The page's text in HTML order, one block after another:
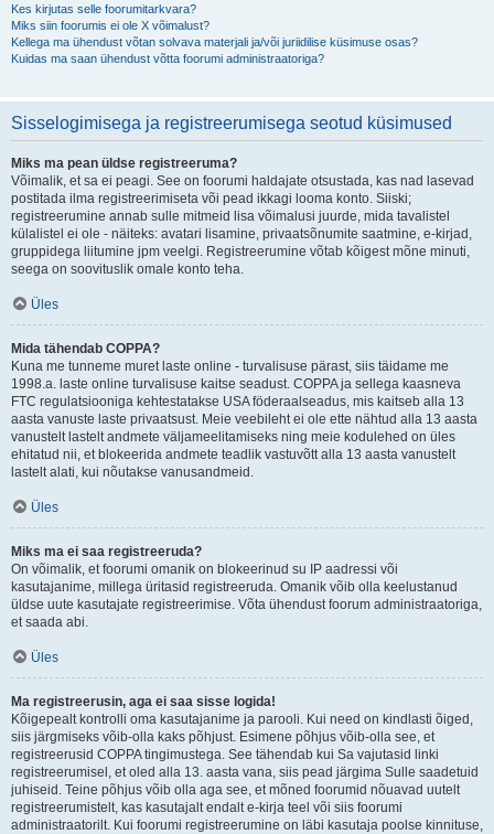
Kes kirjutas selle foorumitarkvara?
Miks siin foorumis ei ole X võimalust?
Kellega ma ühendust võtan solvava materjali ja/või juriidilise küsimuse osas?
Kuidas ma saan ühendust võtta foorumi administraatoriga?
Sisselogimisega ja registreerumisega seotud küsimused
Miks ma pean üldse registreeruma?
Võimalik, et sa ei peagi. See on foorumi haldajate otsustada, kas nad lasevad
postitada ilma registreerimiseta või pead ikkagi looma konto. Siiski;
registreerumine annab sulle mitmeid lisa võimalusi juurde, mida tavalistel
külalistel ei ole - näiteks: avatari lisamine, privaatsõnumite saatmine, e-kirjad,
gruppidega liitumine jpm veelgi. Registreerumine võtab kõigest mõne minuti,
seega on soovituslik omale konto teha.
Üles
Mida tähendab COPPA?
Kuna me tunneme muret laste online - turvalisuse pärast, siis täidame me
1998.a. laste online turvalisuse kaitse seadust. COPPA ja sellega kaasneva
FTC regulatsiooniga kehtestatakse USA föderaalseadus, mis kaitseb alla 13
aasta vanuste laste privaatsust. Meie veebileht ei ole ette nähtud alla 13 aasta
vanustelt lastelt andmete väljameelitamiseks ning meie kodulehed on üles
ehitatud nii, et blokeerida andmete teadlik vastuvõtt alla 13 aasta vanustelt
lastelt alati, kui nõutakse vanusandmeid.
Üles
Miks ma ei saa registreeruda?
On võimalik, et foorumi omanik on blokeerinud su IP aadressi või
kasutajanime, millega üritasid registreeruda. Omanik võib olla keelustanud
üldse uute kasutajate registreerimise. Võta ühendust foorum administraatoriga,
et saada abi.
Üles
Ma registreerusin, aga ei saa sisse logida!
Kõigepealt kontrolli oma kasutajanime ja parooli. Kui need on kindlasti õiged,
siis järgmiseks võib-olla kaks põhjust. Esimene põhjus võib-olla see, et
registreerusid COPPA tingimustega. See tähendab kui Sa vajutasid linki
registreerumisel, et oled alla 13. aasta vana, siis pead järgima Sulle saadetuid
juhiseid. Teine põhjus võib olla aga see, et mõned foorumid nõuavad uutelt
registreerumistelt, kas kasutajalt endalt e-kirja teel või siis foorumi
administraatorilt. Kui foorumi registreerumine on läbi kasutaja poolse kinnituse,